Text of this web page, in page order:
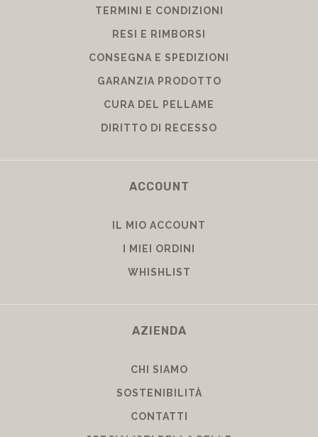
TERMINI E CONDIZIONI
RESI E RIMBORSI
CONSEGNA E SPEDIZIONI
GARANZIA PRODOTTO
CURA DEL PELLAME
DIRITTO DI RECESSO
ACCOUNT
IL MIO ACCOUNT
I MIEI ORDINI
WHISHLIST
AZIENDA
CHI SIAMO
SOSTENIBILITÀ
CONTATTI